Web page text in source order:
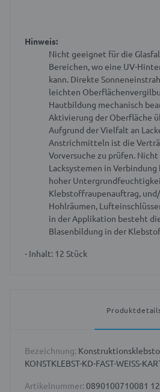
Hinweis:
Nicht geeignet für die
Bereichen, wo eine UV-
kann. Direkte
leichten
Hautbildung mechanisch
Aktivierung der Oberfläche
Aufgrund der Vielfalt an
Anstrichmitteln ist die
Vorversuche zu prüfen. Nicht
Lacksystemen in Verbindung
hoher
Klebstoffraupenauftrag,
Hohlräumen,
in der Applikation besteht
Blasenbildung in der
- Inhalt: 12 Stück
Bezeichnung:
KONSTKLEBST-KD-FAST-WEISS-
Artikelnummer: 0890100710081 12